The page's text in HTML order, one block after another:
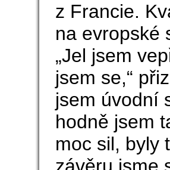
z Francie.
na evropské
„Jel jsem
jsem se,“
jsem úvodní
hodně jsem
moc sil, byly